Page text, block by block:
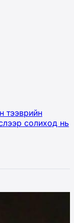
тээврийн
солиход нь